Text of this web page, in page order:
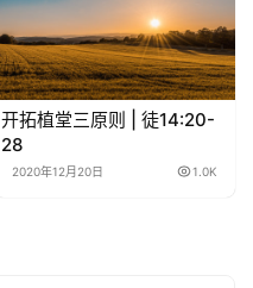
开拓植堂三原则 | 徒14:20-
28
2020年12月20日 1.0K